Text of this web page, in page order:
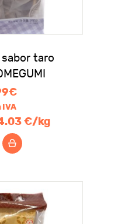
taro
€
IVA
€/kg